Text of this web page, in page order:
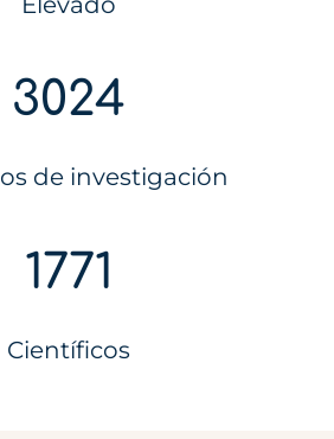
3024
de investigación
1771
Científicos